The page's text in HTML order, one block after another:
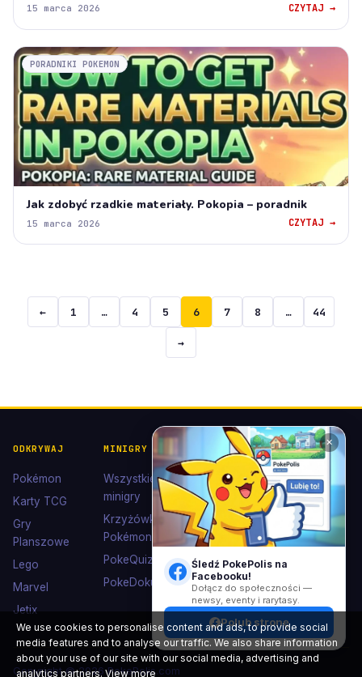
15 marca 2026 CZYTAJ →
PORADNIKI POKEMON
Jak zdobyć rzadkie materiały. Pokopia – poradnik
15 marca 2026 CZYTAJ →
← 1 … 4 5 6 7 8 … 44
→
ODKRYWAJ
Pokémon
Karty TCG
Gry
Planszowe
Lego
Marvel
Jetix
MINIGRY
Wszystkie
minigry
Krzyżówki
Pokémon
PokeQuiz
PokeDoku
POKÉDEX I
KOLEKCJE
Pokédex
Ewolucje
Eevee
Kolekcje
Kolorowanki
POMOC I
KONTAKT
Kontakt
Wsparcie
Polub nas
Copyright © 2026 PokePolis.com
✕
Śledź PokePolis na
Facebooku!
Dołącz do społeczności —
newsy, eventy i rarytasy.
Polub stronę
We use cookies to personalise content and ads, to provide social
media features and to analyse our traffic. We also share information
about your use of our site with our social media, advertising and
analytics partners.View more